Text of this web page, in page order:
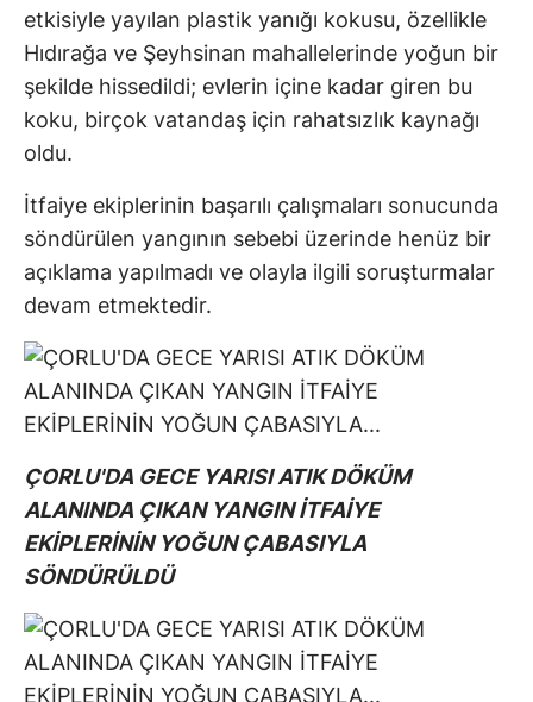
etkisiyle yayılan plastik yanığı kokusu, özellikle
Hıdırağa ve Şeyhsinan mahallelerinde yoğun bir
şekilde hissedildi; evlerin içine kadar giren bu
koku, birçok vatandaş için rahatsızlık kaynağı
oldu.
İtfaiye ekiplerinin başarılı çalışmaları sonucunda
söndürülen yangının sebebi üzerinde henüz bir
açıklama yapılmadı ve olayla ilgili soruşturmalar
devam etmektedir.
ÇORLU'DA GECE YARISI ATIK DÖKÜM
ALANINDA ÇIKAN YANGIN İTFAİYE
EKİPLERİNİN YOĞUN ÇABASIYLA
SÖNDÜRÜLDÜ